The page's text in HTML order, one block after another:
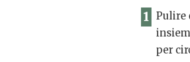
1
Pulire
per